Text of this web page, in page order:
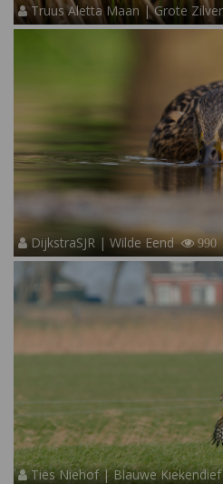
Truus Aletta Maan | Grote
DijkstraSJR | Wilde Eend 990
Ties Niehof | Blauwe